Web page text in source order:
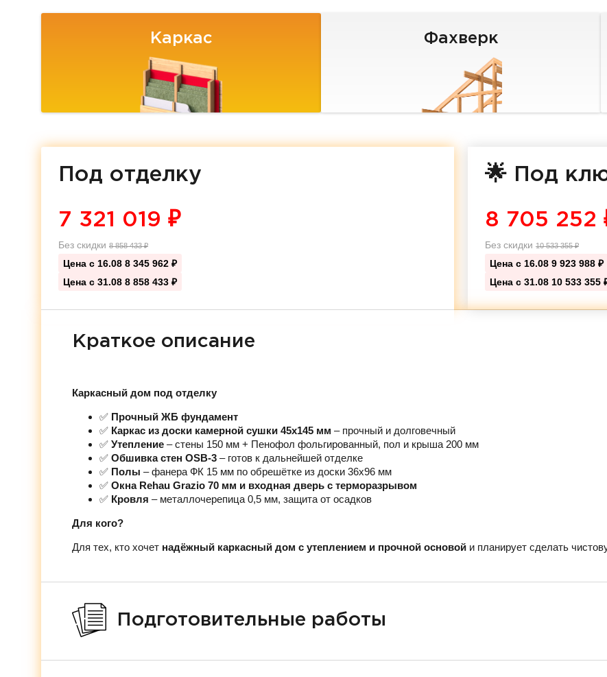
Каркас Фахверк
Под отделку
7 321 019 ₽
Без скидки 8 858 433₽
Цена с 16.08 8 345 962 ₽
Цена с 31.08 8 858 433 ₽
🌟 Под
8 705 252
Без скидки 10 533 355₽
Цена с 16.08 9 923 988 ₽
Цена с 31.08 10 533 355
Краткое описание
Каркасный дом под отделку
✅ Прочный ЖБ фундамент
✅ Каркас из доски камерной сушки 45х145 мм – прочный и долговечный
✅ Утепление – стены 150 мм + Пенофол фольгированный, пол и крыша 200 мм
✅ Обшивка стен OSB-3 – готов к дальнейшей отделке
✅ Полы – фанера ФК 15 мм по обрешётке из доски 36х96 мм
✅ Окна Rehau Grazio 70 мм и входная дверь с терморазрывом
✅ Кровля – металлочерепица 0,5 мм, защита от осадков
Для кого?
Для тех, кто хочет надёжный каркасный дом с утеплением и прочной основой и планирует сделать
Подготовительные работы